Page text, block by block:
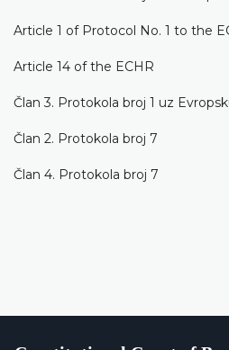
Article 1 of Protocol No. 1 to the
Article 14 of the ECHR
Član 3. Protokola broj 1 uz
Član 2. Protokola broj 7
Član 4. Protokola broj 7